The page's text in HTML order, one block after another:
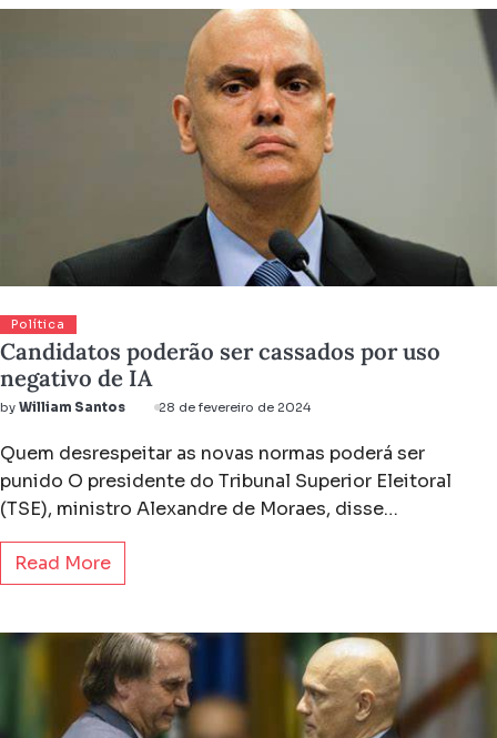
Política
Candidatos poderão ser cassados por uso
negativo de IA
by William Santos 28 de fevereiro de 2024
Quem desrespeitar as novas normas poderá ser
punido O presidente do Tribunal Superior Eleitoral
(TSE), ministro Alexandre de Moraes, disse…
Read More